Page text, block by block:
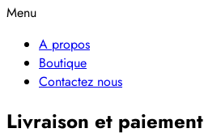
Menu
A propos
Boutique
Contactez nous
Livraison et paiement